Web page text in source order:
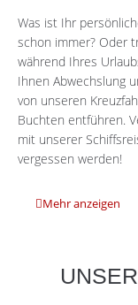
Was ist Ihr
schon immer? Oder
während Ihres
Ihnen Abwechslung
von unseren
Buchten entführen.
mit unserer
vergessen werden!
Mehr anzeigen